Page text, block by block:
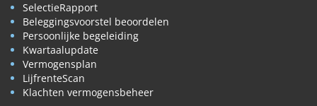
SelectieRapport
Beleggingsvoorstel beoordelen
Persoonlijke begeleiding
Kwartaalupdate
Vermogensplan
LijfrenteScan
Klachten vermogensbeheer